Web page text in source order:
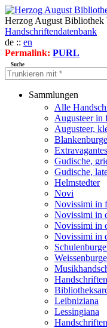
Herzog August Bibliothek
Handschriftendatenbank
de :: en
Permalink: PURL
Suche
Sammlungen
Alle
Augusteer in
Augusteer,
Extravagantes
Gudische,
Gudische,
Helmstedter
Novi
Novissimi in
Novissimi in
Novissimi in
Novissimi in
Leibniziana
Lessingiana